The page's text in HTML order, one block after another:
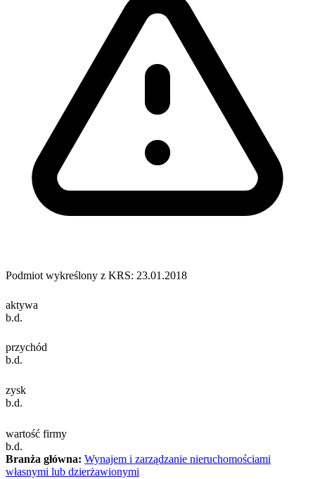
Podmiot wykreślony z KRS: 23.01.2018
aktywa
b.d.
przychód
b.d.
zysk
b.d.
wartość firmy
b.d.
Branża główna: Wynajem i zarządzanie nieruchomościami
własnymi lub dzierżawionymi